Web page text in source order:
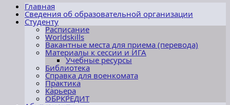
Перейти
содержимому
Главная
Сведения об образовательной организации
Студенту
Расписание
Worldskills
Вакантные места для приема (перевода)
Материалы к сессии и ИГА
Учебные ресурсы
Библиотека
Справка для военкомата
Практика
Карьера
ОБРКРЕДИТ